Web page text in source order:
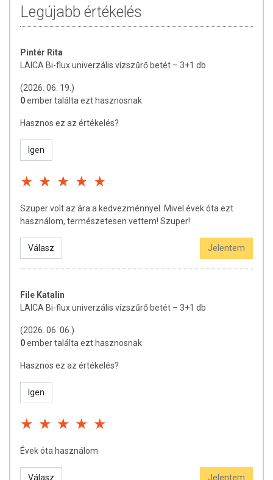
Bi-flux szűrőbetét kompatibilitási lista:
LAICA Bi-flux szűrő
BWT Duomax
Legújabb értékelés
Pintér Rita
LAICA Bi-flux univerzális vízszűrő betét – 3+1 db
(2026. 06. 19.)
0ember találta ezt hasznosnak
Hasznos ez az értékelés?
Igen
Szuper volt az ára a kedvezménnyel. Mivel évek óta ezt
használom, természetesen vettem! Szuper!
Válasz Jelentem
File Katalin
LAICA Bi-flux univerzális vízszűrő betét – 3+1 db
(2026. 06. 06.)
0ember találta ezt hasznosnak
Hasznos ez az értékelés?
Igen
Évek óta használom
Válasz Jelentem